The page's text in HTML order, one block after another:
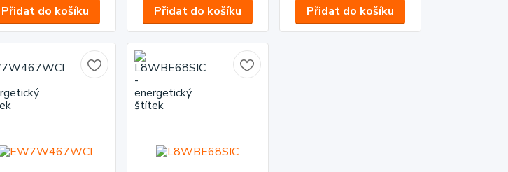
Přidat do košíku Přidat do košíku Přidat do košíku